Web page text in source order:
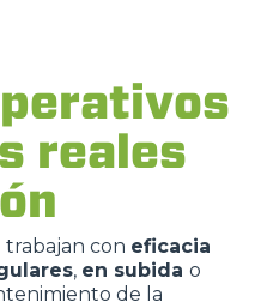
reales
trabajan con eficacia
, en subida o
de la